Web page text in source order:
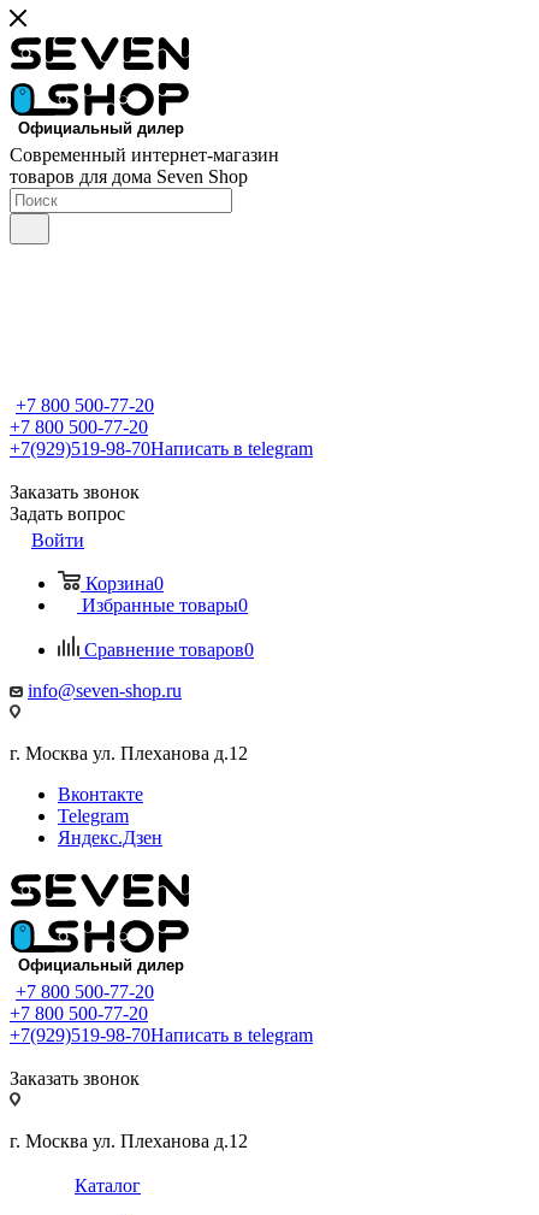
Современный интернет-магазин
товаров для дома Seven Shop
+7 800 500-77-20
+7 800 500-77-20
+7(929)519-98-70Написать в telegram
Заказать звонок
Задать вопрос
Войти
Корзина0
Избранные товары0
Сравнение товаров0
info@seven-shop.ru
г. Москва ул. Плеханова д.12
Вконтакте
Telegram
Яндекс.Дзен
+7 800 500-77-20
+7 800 500-77-20
+7(929)519-98-70Написать в telegram
Заказать звонок
г. Москва ул. Плеханова д.12
Каталог